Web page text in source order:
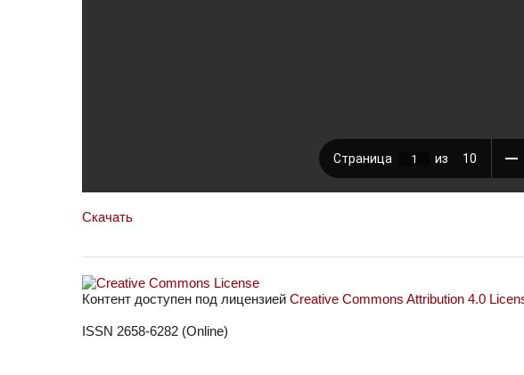
Скачать
Контент доступен под лицензией Creative Commons Attribution 4.0
ISSN 2658-6282 (Online)